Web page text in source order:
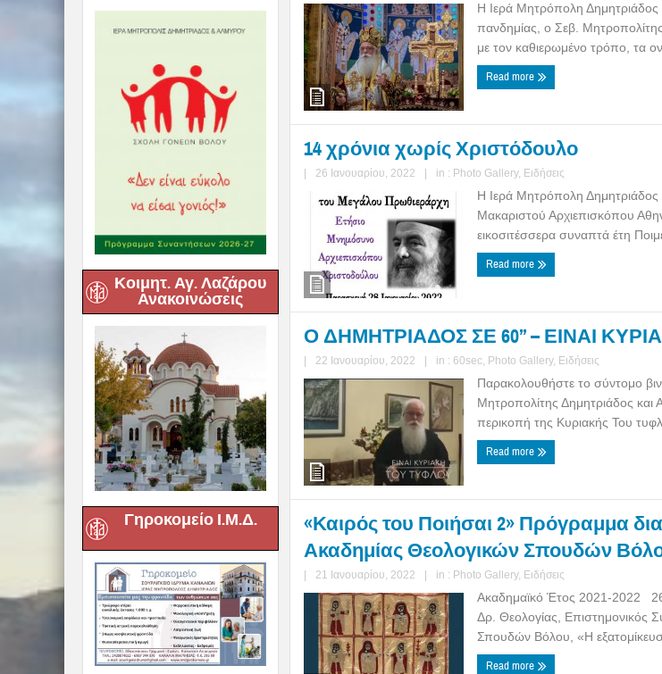
Κοιμητ. Αγ. Λαζάρου
Ανακοινώσεις
Γηροκομείο Ι.Μ.Δ.
Η Ιερά Μητρόπολη Δημητριάδος
πανδημίας, ο Σεβ. Μητροπολίτης
με τον καθιερωμένο τρόπο, τα
Read more
14 χρόνια χωρίς Χριστόδουλο
26 Ιανουαρίου, 2022 in : Photo Gallery, Ειδήσεις
Η Ιερά Μητρόπολη Δημητριάδος
Μακαριστού Αρχιεπισκόπου
εικοσιτέσσερα συναπτά έτη
Read more
Ο ΔΗΜΗΤΡΙΑΔΟΣ ΣΕ 60’’ – ΕΙΝΑΙ
22 Ιανουαρίου, 2022 in : 60sec, Photo Gallery, Ειδήσεις
Παρακολουθήστε το σύντομο
Μητροπολίτης Δημητριάδος και
περικοπή της Κυριακής Του
Read more
«Καιρός του Ποιήσαι 2» Πρόγραμμα
Ακαδημίας Θεολογικών Σπουδών
21 Ιανουαρίου, 2022 in : Photo Gallery, Ειδήσεις
Ακαδημαϊκό Έτος 2021-2022 26
Δρ. Θεολογίας, Επιστημονικός
Σπουδών Βόλου, «Η
Read more